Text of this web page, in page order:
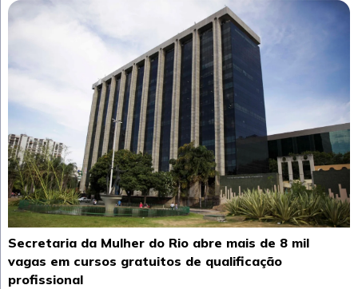
Secretaria da Mulher do Rio abre mais de 8 mil
vagas em cursos gratuitos de qualificação
profissional